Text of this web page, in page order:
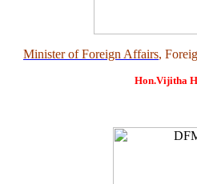
Minister of Foreign Affairs,
Hon.Vijitha